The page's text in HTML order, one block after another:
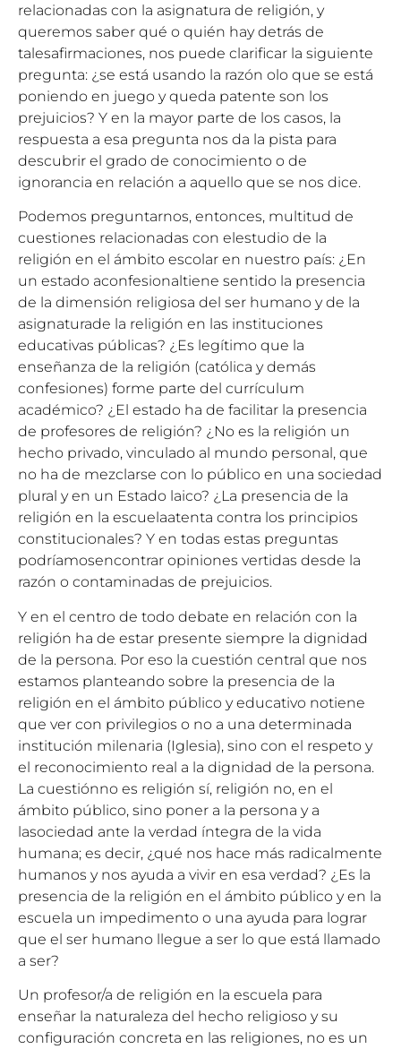
relacionadas con la asignatura de religión, y
queremos saber qué o quién hay detrás de
talesafirmaciones, nos puede clarificar la siguiente
pregunta: ¿se está usando la razón olo que se está
poniendo en juego y queda patente son los
prejuicios? Y en la mayor parte de los casos, la
respuesta a esa pregunta nos da la pista para
descubrir el grado de conocimiento o de
ignorancia en relación a aquello que se nos dice.
Podemos preguntarnos, entonces, multitud de
cuestiones relacionadas con elestudio de la
religión en el ámbito escolar en nuestro país: ¿En
un estado aconfesionaltiene sentido la presencia
de la dimensión religiosa del ser humano y de la
asignaturade la religión en las instituciones
educativas públicas? ¿Es legítimo que la
enseñanza de la religión (católica y demás
confesiones) forme parte del currículum
académico? ¿El estado ha de facilitar la presencia
de profesores de religión? ¿No es la religión un
hecho privado, vinculado al mundo personal, que
no ha de mezclarse con lo público en una sociedad
plural y en un Estado laico? ¿La presencia de la
religión en la escuelaatenta contra los principios
constitucionales? Y en todas estas preguntas
podríamosencontrar opiniones vertidas desde la
razón o contaminadas de prejuicios.
Y en el centro de todo debate en relación con la
religión ha de estar presente siempre la dignidad
de la persona. Por eso la cuestión central que nos
estamos planteando sobre la presencia de la
religión en el ámbito público y educativo notiene
que ver con privilegios o no a una determinada
institución milenaria (Iglesia), sino con el respeto y
el reconocimiento real a la dignidad de la persona.
La cuestiónno es religión sí, religión no, en el
ámbito público, sino poner a la persona y a
lasociedad ante la verdad íntegra de la vida
humana; es decir, ¿qué nos hace más radicalmente
humanos y nos ayuda a vivir en esa verdad? ¿Es la
presencia de la religión en el ámbito público y en la
escuela un impedimento o una ayuda para lograr
que el ser humano llegue a ser lo que está llamado
a ser?
Un profesor/a de religión en la escuela para
enseñar la naturaleza del hecho religioso y su
configuración concreta en las religiones, no es un